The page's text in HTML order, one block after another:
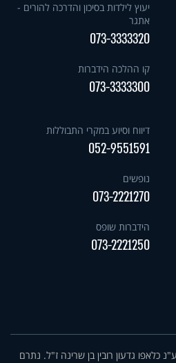
יעוץ לילדות בסיכון והדרכה להורים -
אתגר
073-3333320
קו ההלכה הידברות
073-3333300
דיווח וסיוע במקרי התבוללות
052-9551591
נופשים
073-2221270
הידברות שופס
073-2221250
כלאפו גדעון רובין בן שרינה ז"ל. נתרם